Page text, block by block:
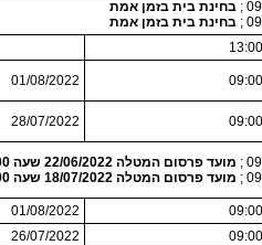
בחינת בית בזמן אמת
בחינת בית בזמן אמת
13:00
09:00
01/08/2022
09:00
28/07/2022
מועד פרסום המטלה 22/06/2022 שעה 09:00
מועד פרסום המטלה 18/07/2022 שעה 09:00
09:00
01/08/2022
09:00
26/07/2022